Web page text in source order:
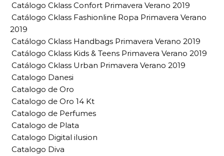
Catálogo Cklass Confort Primavera Verano 2019
Catálogo Cklass Fashionline Ropa Primavera Verano
2019
Catálogo Cklass Handbags Primavera Verano 2019
Catálogo Cklass Kids & Teens Primavera Verano 2019
Catálogo Cklass Urban Primavera Verano 2019
Catalogo Danesi
Catalogo de Oro
Catalogo de Oro 14 Kt
Catalogo de Perfumes
Catalogo de Plata
Catalogo Digital ilusion
Catalogo Diva